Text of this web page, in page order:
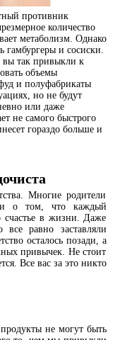
противник
количество
метаболизм. Однако
гамбургеры и сосиски.
вы так привыкли к
объемы
и полуфабрикаты
но не будут
или даже
не самого быстрого
гораздо больше и
Многие родители
о том, что каждый
счастье в жизни. Даже
равно заставляли
осталось позади, а
привычек. Не стоит
Все вас за это никто
не могут быть